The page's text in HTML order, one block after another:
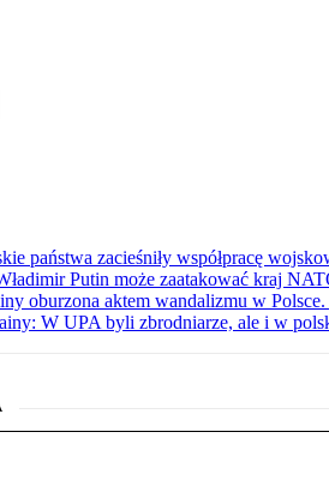
państwa zacieśniły współpracę
Putin może zaatakować kraj
oburzona aktem wandalizmu w Polsce.
W UPA byli zbrodniarze, ale i w